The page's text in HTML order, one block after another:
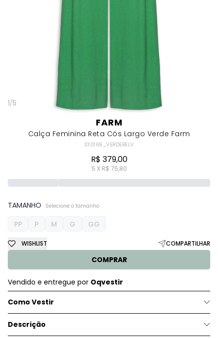
1/5
FARM
Calça Feminina Reta Cós Largo Verde Farm
330169_VERDERELV
R$ 379,00
5 X R$ 75,80
TAMANHO Selecione o tamanho
PP P M G GG
COMPRAR
WISHLIST COMPARTILHAR
Vendido e entregue por Oqvestir
Como Vestir
Descrição